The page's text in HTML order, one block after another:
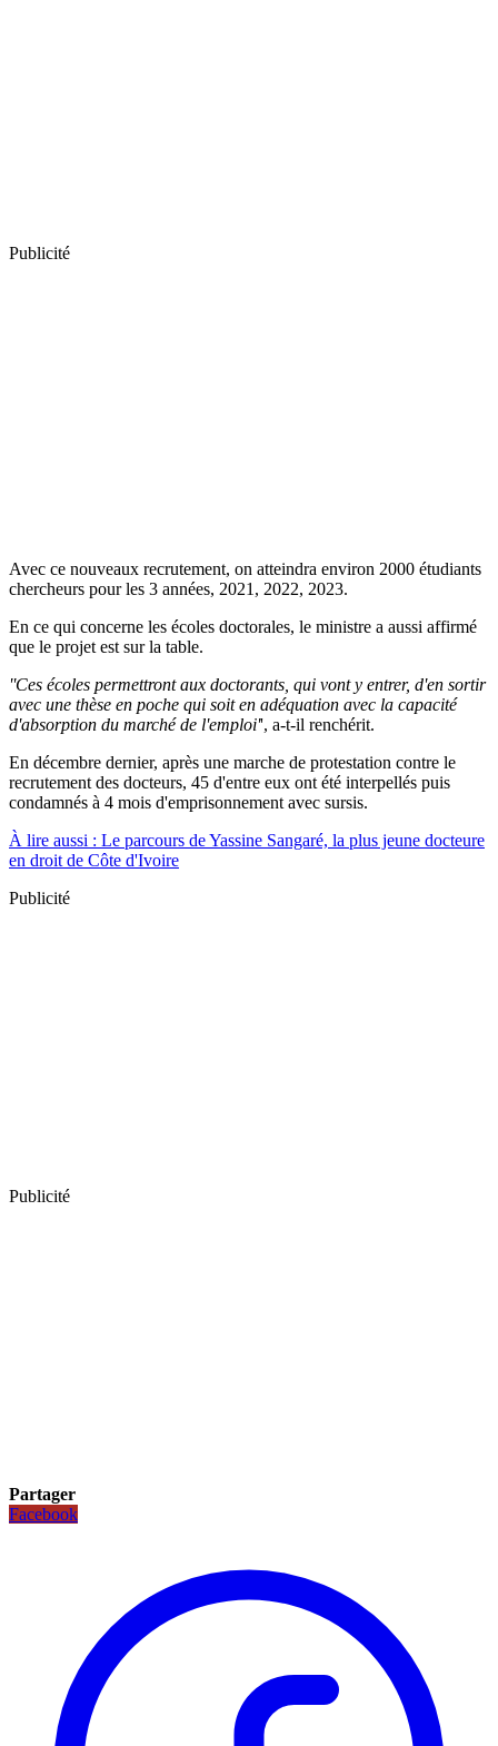
Publicité
Avec ce nouveaux recrutement, on atteindra environ 2000 étudiants
chercheurs pour les 3 années, 2021, 2022, 2023.
En ce qui concerne les écoles doctorales, le ministre a aussi affirmé
que le projet est sur la table.
''Ces écoles permettront aux doctorants, qui vont y entrer, d'en sortir
avec une thèse en poche qui soit en adéquation avec la capacité
d'absorption du marché de l'emploi'', a-t-il renchérit.
En décembre dernier, après une marche de protestation contre le
recrutement des docteurs, 45 d'entre eux ont été interpellés puis
condamnés à 4 mois d'emprisonnement avec sursis.
À lire aussi : Le parcours de Yassine Sangaré, la plus jeune docteure
en droit de Côte d'Ivoire
Publicité
Publicité
Partager
Facebook